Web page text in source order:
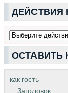
ДЕЙСТВИЯ
ОСТАВИТЬ
как гость
Заголовок